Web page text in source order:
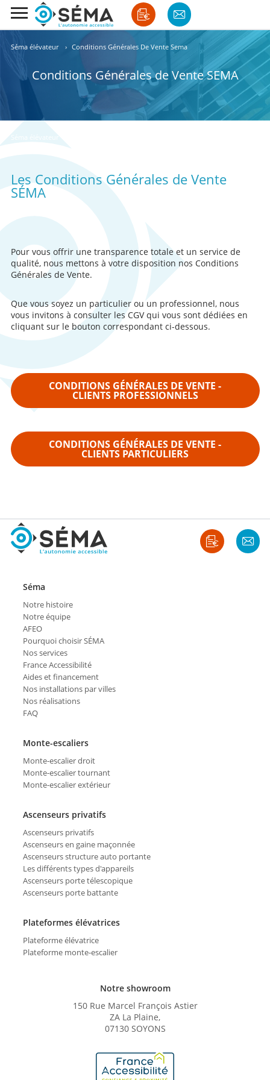
Séma élévateur › Conditions Générales De Vente Sema
Conditions Générales de Vente SEMA
Les Conditions Générales de Vente
SÉMA
Pour vous offrir une transparence totale et un service de
qualité, nous mettons à votre disposition nos Conditions
Générales de Vente.
Que vous soyez un particulier ou un professionnel, nous
vous invitons à consulter les CGV qui vous sont dédiées en
cliquant sur le bouton correspondant ci-dessous.
CONDITIONS GÉNÉRALES DE VENTE -
CLIENTS PROFESSIONNELS
CONDITIONS GÉNÉRALES DE VENTE -
CLIENTS PARTICULIERS
Notre showroom
150 Rue Marcel François Astier
ZA La Plaine,
07130 SOYONS
Séma
Notre histoire
Notre équipe
AFEO
Pourquoi choisir SÉMA
Nos services
France Accessibilité
Aides et financement
Nos installations par villes
Nos réalisations
FAQ
Monte-escaliers
Monte-escalier droit
Monte-escalier tournant
Monte-escalier extérieur
Ascenseurs privatifs
Ascenseurs privatifs
Ascenseurs en gaine maçonnée
Ascenseurs structure auto portante
Les différents types d'appareils
Ascenseurs porte télescopique
Ascenseurs porte battante
Plateformes élévatrices
Plateforme élévatrice
Plateforme monte-escalier